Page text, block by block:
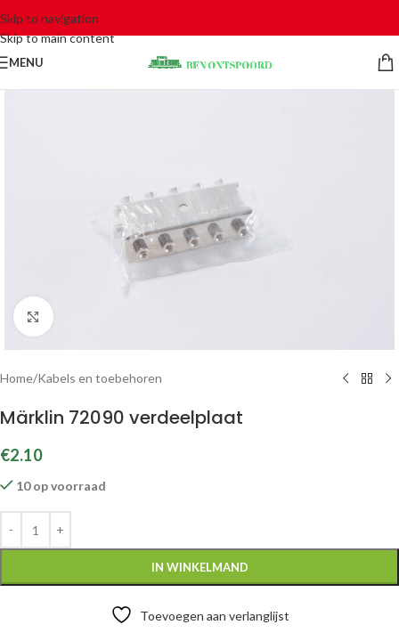
Skip to navigation
Skip to main content
MENU
Click to enlarge
Home/Kabels en toebehoren
Märklin 72090 verdeelplaat
€2.10
10 op voorraad
IN WINKELMAND
Toevoegen aan verlanglijst